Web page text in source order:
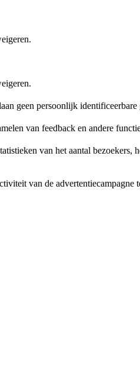
geen persoonlijk identificeerbare
van feedback en andere
van het aantal bezoekers,
van de advertentiecampagne